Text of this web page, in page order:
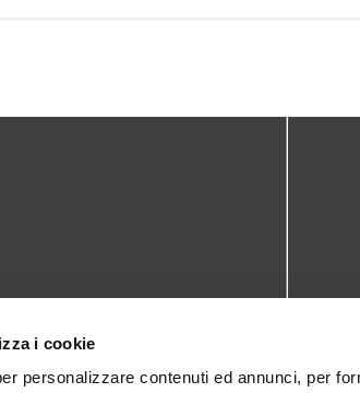
i cookie
personalizzare contenuti ed annunci, per